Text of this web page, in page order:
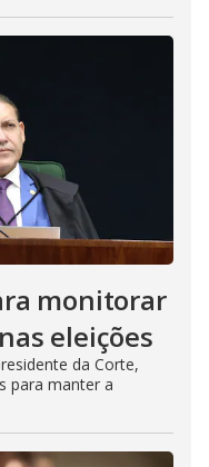
monitorar
eleições
da Corte,
para manter a